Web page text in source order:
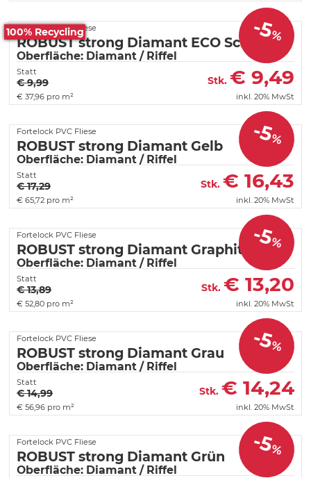
-5%
100% Recycling
Fortelock PVC Fliese
ROBUST strong Diamant ECO Schwarz
Oberfläche: Diamant / Riffel
Statt
€ 9,99 Stk. € 9,49
€ 37,96 pro m² inkl. 20% MwSt
-5%
Fortelock PVC Fliese
ROBUST strong Diamant Gelb
Oberfläche: Diamant / Riffel
Statt
€ 17,29 Stk. € 16,43
€ 65,72 pro m² inkl. 20% MwSt
-5%
Fortelock PVC Fliese
ROBUST strong Diamant Graphit
Oberfläche: Diamant / Riffel
Statt
€ 13,89 Stk. € 13,20
€ 52,80 pro m² inkl. 20% MwSt
-5%
Fortelock PVC Fliese
ROBUST strong Diamant Grau
Oberfläche: Diamant / Riffel
Statt
€ 14,99 Stk. € 14,24
€ 56,96 pro m² inkl. 20% MwSt
-5%
Fortelock PVC Fliese
ROBUST strong Diamant Grün
Oberfläche: Diamant / Riffel